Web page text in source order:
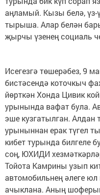
аңламый. Кызы белә, үз-
тырыша. Алар белән
җырчы үзенең социаль
Исегезгә төшерәбез, 9
бистәсендә коточкыч
йөрткән Хонда Цивик
урынында вафат була.
эше кузгатылган.
урыныннан ерак түгел
кибет турында билгеле
соң, ЮХИДИ
Тойота Камрины узып
автомобильнең әлеге
ачыклана. Аның